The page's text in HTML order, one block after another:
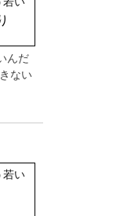
んだ
ない
若い